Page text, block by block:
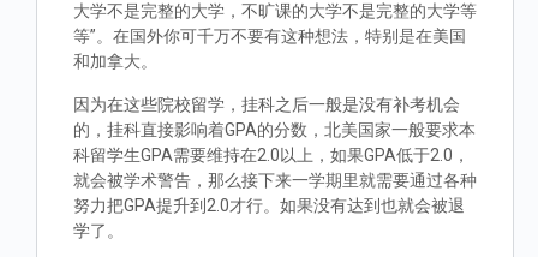
大学不是完整的大学，不旷课的大学不是完整的大学等
等”。在国外你可千万不要有这种想法，特别是在美国
和加拿大。
因为在这些院校留学，挂科之后一般是没有补考机会
的，挂科直接影响着GPA的分数，北美国家一般要求本
科留学生GPA需要维持在2.0以上，如果GPA低于2.0，
就会被学术警告，那么接下来一学期里就需要通过各种
努力把GPA提升到2.0才行。如果没有达到也就会被退
学了。